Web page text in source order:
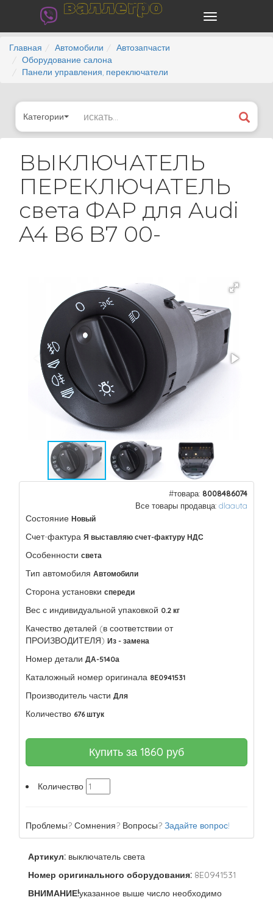
валлегро
Главная Автомобили
Автозапчасти
Оборудование салона
Панели управления, переключатели
Категории
ВЫКЛЮЧАТЕЛЬ
ПЕРЕКЛЮЧАТЕЛЬ
света ФАР для Audi
A4 B6 B7 00-
#товара: 8008486074
Все товары продавца: dlaauta
Состояние Новый
Счет-фактура Я выставляю счет-фактуру НДС
Особенности света
Тип автомобиля Автомобили
Сторона установки спереди
Вес с индивидуальной упаковкой 0.2 кг
Качество деталей (в соответствии от
ПРОИЗВОДИТЕЛЯ) Из - замена
Номер детали ДА-5140а
Каталожный номер оригинала 8E0941531
Производитель части Для
Количество 676 штук
Купить за 1860 руб
Количество
Проблемы? Сомнения? Вопросы? Задайте вопрос!
Артикул: выключатель света
Номер оригинального оборудования: 8E0941531
ВНИМАНИЕ!указанное выше число необходимо